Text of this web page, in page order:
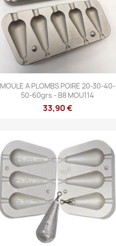
Aperçu rapide
MOULE A PLOMBS POIRE 20-30-40-
50-60grs - B8 MOU114
33,90 €